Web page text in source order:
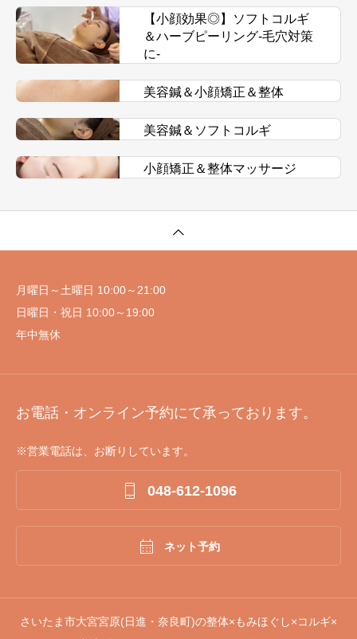
【小顔効果◎】ソフトコルギ
＆ハーブピーリング-毛穴対策
に-
美容鍼＆小顔矯正＆整体
美容鍼＆ソフトコルギ
小顔矯正＆整体マッサージ
月曜日～土曜日 10:00～21:00
日曜日・祝日 10:00～19:00
年中無休
お電話・オンライン予約にて承っております。
※営業電話は、お断りしています。
 048-612-1096
 ネット予約
さいたま市大宮宮原(日進・奈良町)の整体×もみほぐし×コルギ×